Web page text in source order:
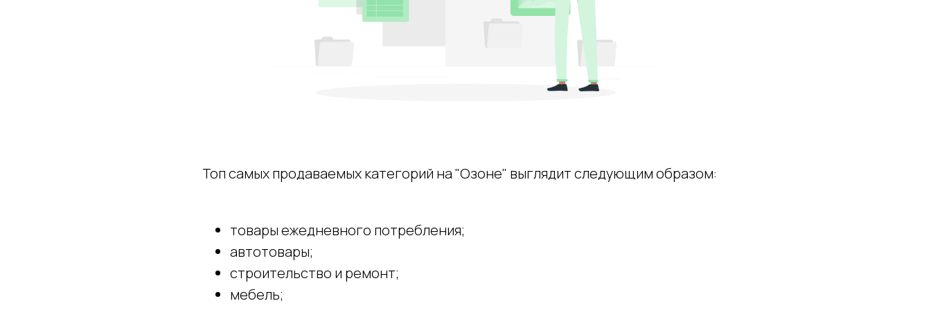
Топ самых продаваемых категорий на "Озоне" выглядит следующим образом:
товары ежедневного потребления;
автотовары;
строительство и ремонт;
мебель;